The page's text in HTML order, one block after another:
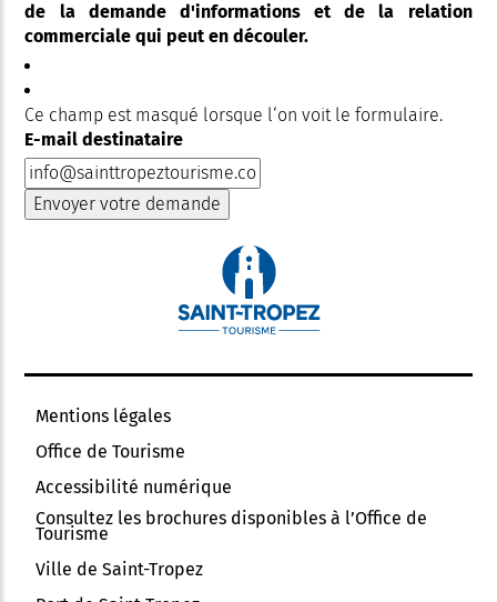
de la demande d'informations et de la relation
commerciale qui peut en découler.
Ce champ est masqué lorsque l‘on voit le formulaire.
E-mail destinataire
Mentions légales
Office de Tourisme
Accessibilité numérique
Consultez les brochures disponibles à l’Office de
Tourisme
Ville de Saint-Tropez